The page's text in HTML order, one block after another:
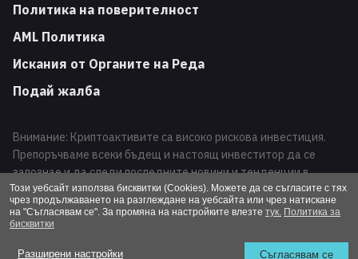
Политика на поверителност
AML Политика
Искания от Органите на Реда
Подай жалба
Внимание: Криптоактивите са високо рискова инвестиция.
Препоръчваме всеки бъдещ и настоящ инвеститор да се
запознае и да следи последните новини и тенденции в
развитието на този вид финансови инструменти. Търговията
с криптоактиви може да доведе до загуба на Вашата
инвестиция.
Altcoins 2026 / All Rights Reserved
Този уебсайт използва бисквитки (Cookies). Можете да се съгласите с тях
чрез продължаването на разглеждане на уебсайта или чрез натискане
на "Съгласявам се". За промяна на настройките влезте тук. Политика за
бисквитки
Съгласявам се
Разширени настройки